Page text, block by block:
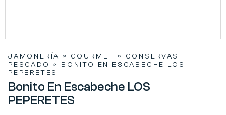
JAMONERÍA » GOURMET » CONSERVAS
PESCADO
» BONITO EN ESCABECHE LOS
PEPERETES
Bonito En Escabeche LOS
PEPERETES